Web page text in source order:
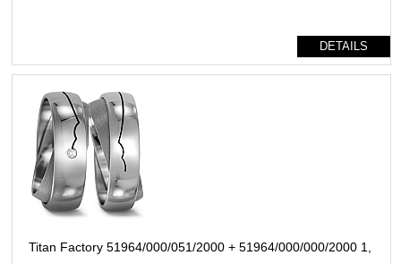
DETAILS
Titan Factory 51964/000/051/2000 + 51964/000/000/2000 1,